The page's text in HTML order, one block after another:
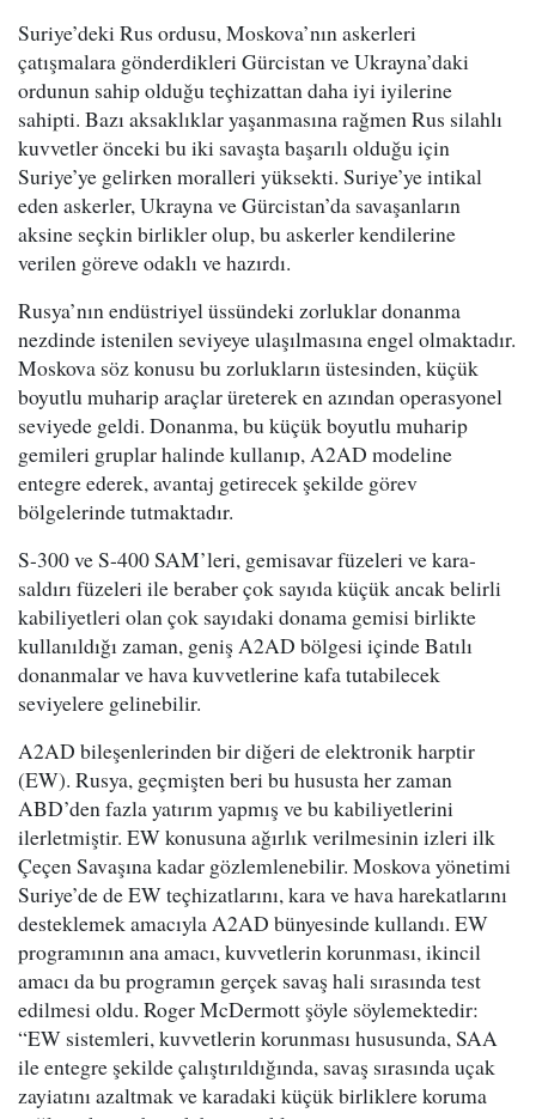
Suriye’deki Rus ordusu, Moskova’nın askerleri
çatışmalara gönderdikleri Gürcistan ve Ukrayna’daki
ordunun sahip olduğu teçhizattan daha iyi iyilerine
sahipti. Bazı aksaklıklar yaşanmasına rağmen Rus silahlı
kuvvetler önceki bu iki savaşta başarılı olduğu için
Suriye’ye gelirken moralleri yüksekti. Suriye’ye intikal
eden askerler, Ukrayna ve Gürcistan’da savaşanların
aksine seçkin birlikler olup, bu askerler kendilerine
verilen göreve odaklı ve hazırdı.
Rusya’nın endüstriyel üssündeki zorluklar donanma
nezdinde istenilen seviyeye ulaşılmasına engel olmaktadır.
Moskova söz konusu bu zorlukların üstesinden, küçük
boyutlu muharip araçlar üreterek en azından operasyonel
seviyede geldi. Donanma, bu küçük boyutlu muharip
gemileri gruplar halinde kullanıp, A2AD modeline
entegre ederek, avantaj getirecek şekilde görev
bölgelerinde tutmaktadır.
S-300 ve S-400 SAM’leri, gemisavar füzeleri ve kara-
saldırı füzeleri ile beraber çok sayıda küçük ancak belirli
kabiliyetleri olan çok sayıdaki donama gemisi birlikte
kullanıldığı zaman, geniş A2AD bölgesi içinde Batılı
donanmalar ve hava kuvvetlerine kafa tutabilecek
seviyelere gelinebilir.
A2AD bileşenlerinden bir diğeri de elektronik harptir
(EW). Rusya, geçmişten beri bu hususta her zaman
ABD’den fazla yatırım yapmış ve bu kabiliyetlerini
ilerletmiştir. EW konusuna ağırlık verilmesinin izleri ilk
Çeçen Savaşına kadar gözlemlenebilir. Moskova yönetimi
Suriye’de de EW teçhizatlarını, kara ve hava harekatlarını
desteklemek amacıyla A2AD bünyesinde kullandı. EW
programının ana amacı, kuvvetlerin korunması, ikincil
amacı da bu programın gerçek savaş hali sırasında test
edilmesi oldu. Roger McDermott şöyle söylemektedir:
“EW sistemleri, kuvvetlerin korunması hususunda, SAA
ile entegre şekilde çalıştırıldığında, savaş sırasında uçak
zayiatını azaltmak ve karadaki küçük birliklere koruma